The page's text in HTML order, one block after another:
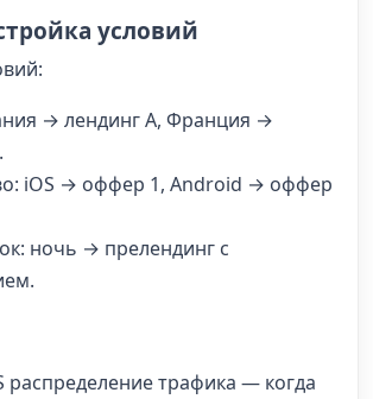
условий
→ лендинг A, Франция →
iOS → оффер 1, Android → оффер
ночь → прелендинг с
распределение трафика — когда